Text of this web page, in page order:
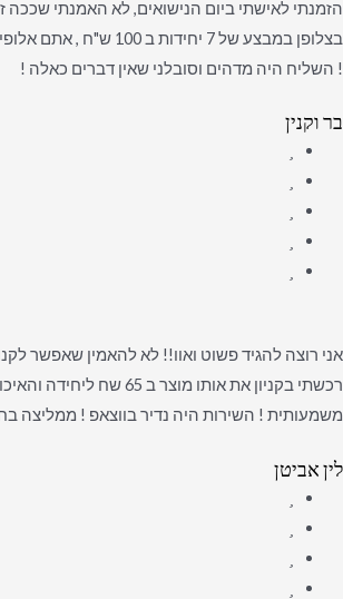
הזמנתי לאישתי ביום הנישואים, לא האמנתי שככה
בצלופן במבצע של 7 יחידות
! השליח היה מדהים וסובלני שאין דברים כאלה !
בר וקנין
רכשתי בקניון את אותו מוצר ב
משמעותית ! השירות היה נדיר בווצאפ ! ממליצה
לין אביטן